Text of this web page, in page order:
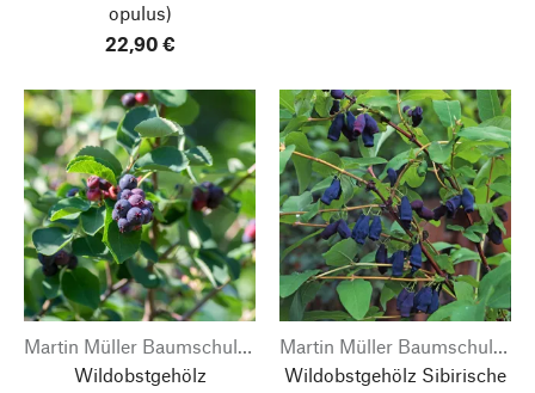
opulus)
22,90 €
Martin Müller Baumschulen
Wildobstgehölz
Martin Müller Baumschulen
Wildobstgehölz Sibirische